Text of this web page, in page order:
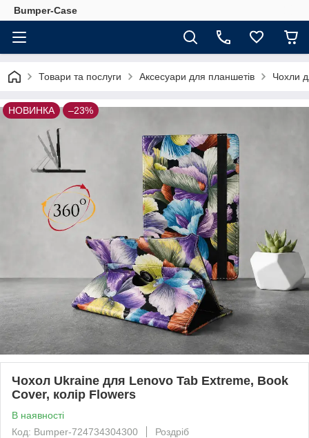
Bumper-Case
Товари та послуги Аксесуари для планшетів Чохли
НОВИНКА –23%
Чохол Ukraine для Lenovo Tab Extreme, Book
Cover, колір Flowers
В наявності
Код: Bumper-724734304300
Роздріб